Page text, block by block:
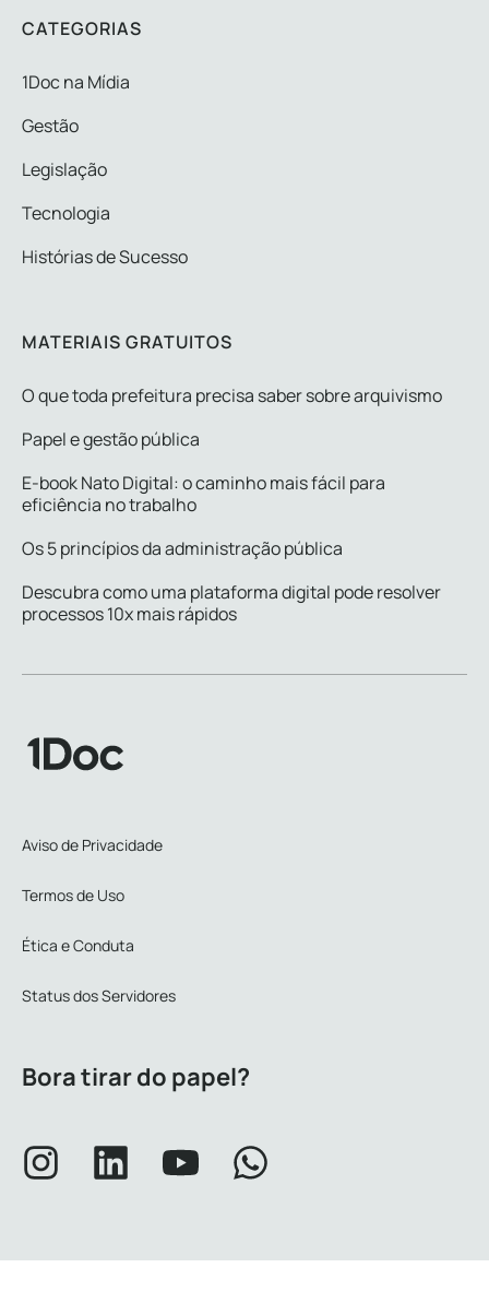
CATEGORIAS
1Doc na Mídia
Gestão
Legislação
Tecnologia
Histórias de Sucesso
MATERIAIS GRATUITOS
O que toda prefeitura precisa saber sobre arquivismo
Papel e gestão pública
E-book Nato Digital: o caminho mais fácil para
eficiência no trabalho
Os 5 princípios da administração pública
Descubra como uma plataforma digital pode resolver
processos 10x mais rápidos
Aviso de Privacidade
Termos de Uso
Ética e Conduta
Status dos Servidores
Bora tirar do papel?